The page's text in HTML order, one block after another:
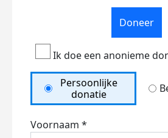
Doneer
Ik doe een anonieme
Persoonlijke
donatie
Voornaam *